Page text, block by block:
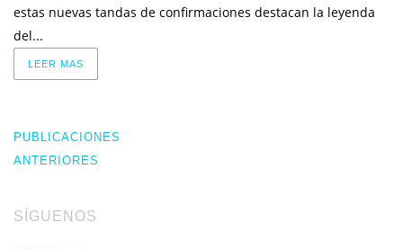
estas nuevas tandas de confirmaciones destacan la leyenda
del...
LEER MAS
PUBLICACIONES
ANTERIORES
SÍGUENOS